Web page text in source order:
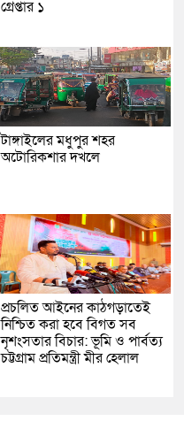
গ্রেপ্তার ১
টাঙ্গাইলের মধুপুর শহর
অটোরিকশার দখলে
প্রচলিত আইনের কাঠগড়াতেই
নিশ্চিত করা হবে বিগত সব
নৃশংসতার বিচার: ভূমি ও পার্বত্য
চট্টগ্রাম প্রতিমন্ত্রী মীর হেলাল